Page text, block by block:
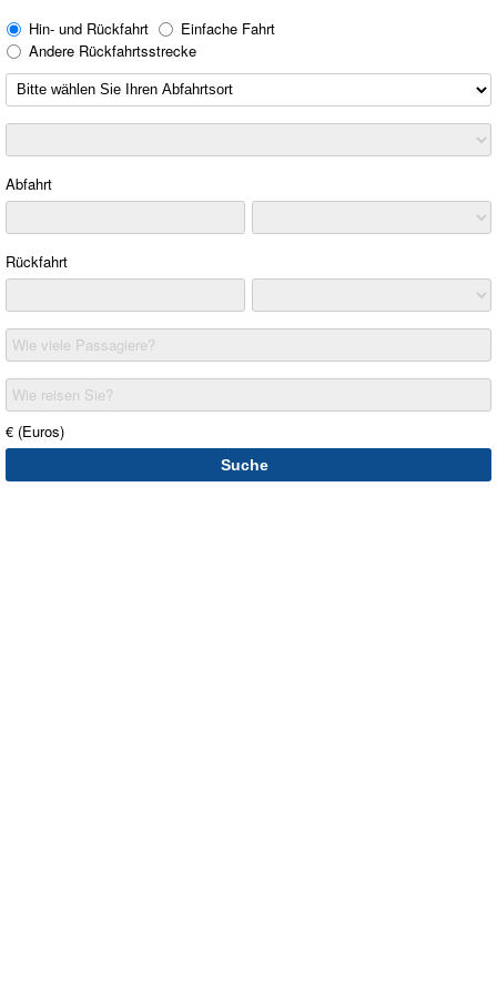
Hin- und Rückfahrt
Einfache Fahrt
Andere Rückfahrtsstrecke
Abfahrt
Rückfahrt
Wie viele Passagiere?
Wie reisen Sie?
€ (Euros)
Suche